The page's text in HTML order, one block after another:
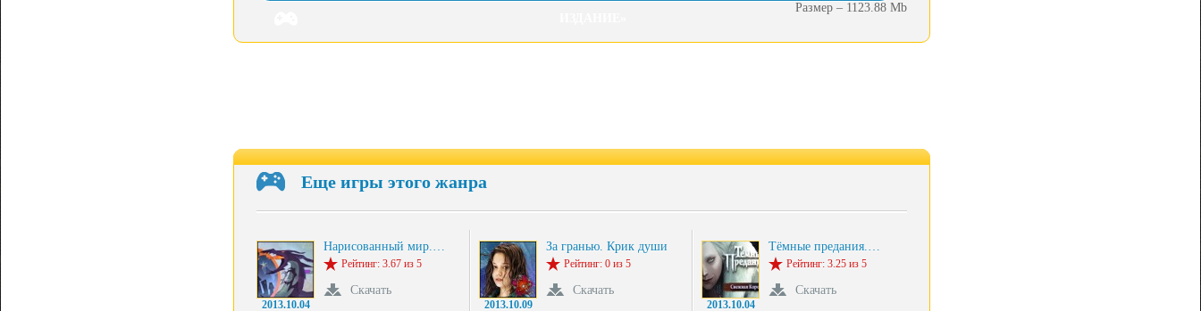
Размер – 1123.88 Mb
Еще игры этого жанра
2013.10.04
Нарисованный мир.…
Рейтинг: 3.67 из 5
Скачать
2013.10.09
За гранью. Крик души
Рейтинг: 0 из 5
Скачать
2013.10.04
Тёмные предания.…
Рейтинг: 3.25 из 5
Скачать